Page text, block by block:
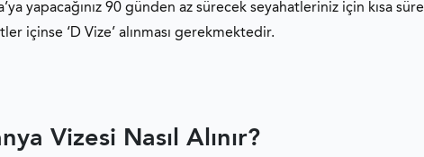
yapacağınız 90 günden az sürecek seyahatleriniz için kısa
içinse ‘D Vize’ alınması gerekmektedir.
Vizesi Nasıl Alınır?